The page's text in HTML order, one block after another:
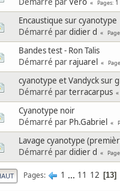
Pages 1
Encaustique sur cyanotype
Démarré pardidier d
Bandes test - Ron Talis
Démarré par rajuarel
cyanotype et Vandyck sur
Démarré parterracarpus
Cyanotype noir
Démarré par Ph.Gabriel
Lavage cyanotype
Démarré pardidier d
Pages 1 ... 11 12 13